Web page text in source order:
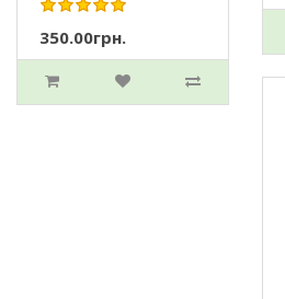
350.00грн.